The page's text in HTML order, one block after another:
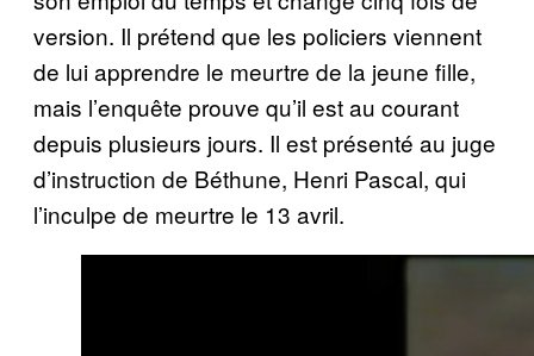
version. Il prétend que les policiers viennent
de lui apprendre le meurtre de la jeune fille,
mais l’enquête prouve qu’il est au courant
depuis plusieurs jours. Il est présenté au juge
d’instruction de Béthune, Henri Pascal, qui
l’inculpe de meurtre le 13 avril.